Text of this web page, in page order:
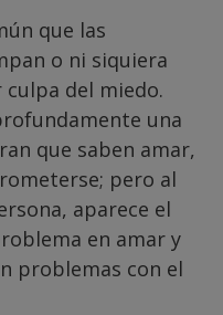
que las
o ni siquiera
del miedo.
una
que saben amar,
pero al
aparece el
en amar y
problemas con el